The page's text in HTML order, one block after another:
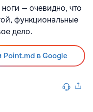
— очевидно, что
функциональные
дело.
Point.md в Google